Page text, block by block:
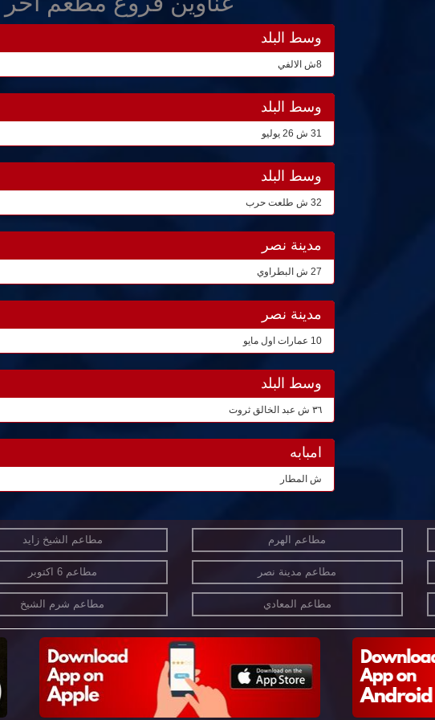
وسط البلد
8ش الالفي
وسط البلد
31 ش 26 يوليو
وسط البلد
32 ش طلعت حرب
مدينة نصر
27 ش البطراوي
مدينة نصر
10 عمارات اول مايو
وسط البلد
٣٦ ش عبد الخالق ثروت
امبابه
ش المطار
مطاعم الهرم مطاعم الشيخ زايد
مطاعم مدينة نصر مطاعم 6 اكتوبر
مطاعم المعادي مطاعم شرم الشيخ